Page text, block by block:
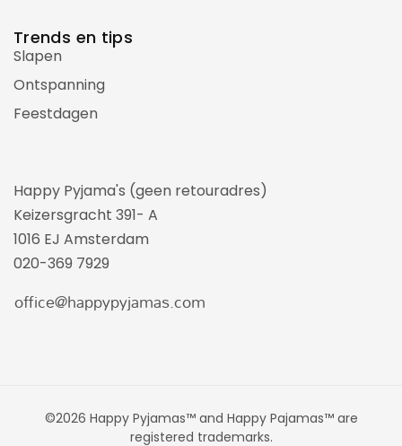
Trends en tips
Slapen
Ontspanning
Feestdagen
Happy Pyjama's (geen retouradres)
Keizersgracht 391- A
1016 EJ Amsterdam
020-369 7929
©2026 Happy Pyjamas™ and Happy Pajamas™ are
registered trademarks.